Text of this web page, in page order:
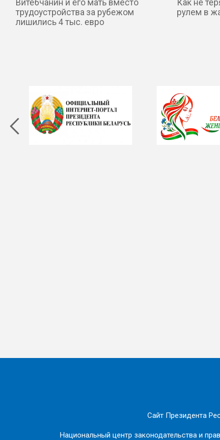
Витебчанин и его мать вместо
трудоустройства за рубежом
лишились 4 тыс. евро
Как не
рулем в
Сайт Президента
Национальный центр законодательства и